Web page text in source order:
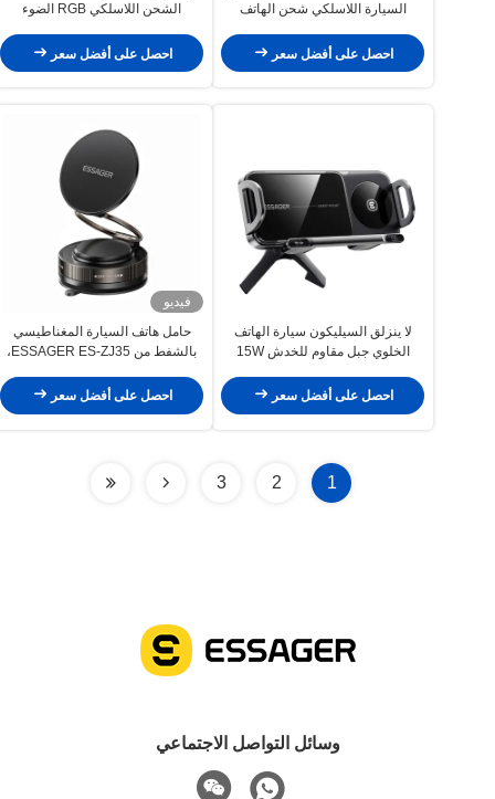
السيارة اللاسلكي شحن الهاتف
احصل على أفضل سعر
الشحن اللاسلكي RGB الضوء
الدوار للسيارة
احصل على أفضل سعر
لا ينزلق السيليكون سيارة الهاتف
الخلوي جبل مقاوم للخدش 15W
احصل على أفضل سعر
فيديو
حامل هاتف السيارة المغناطيسي
بالشفط من ESSAGER ES-ZJ35،
احصل على أفضل سعر
1
2
3
وسائل التواصل الاجتماعي